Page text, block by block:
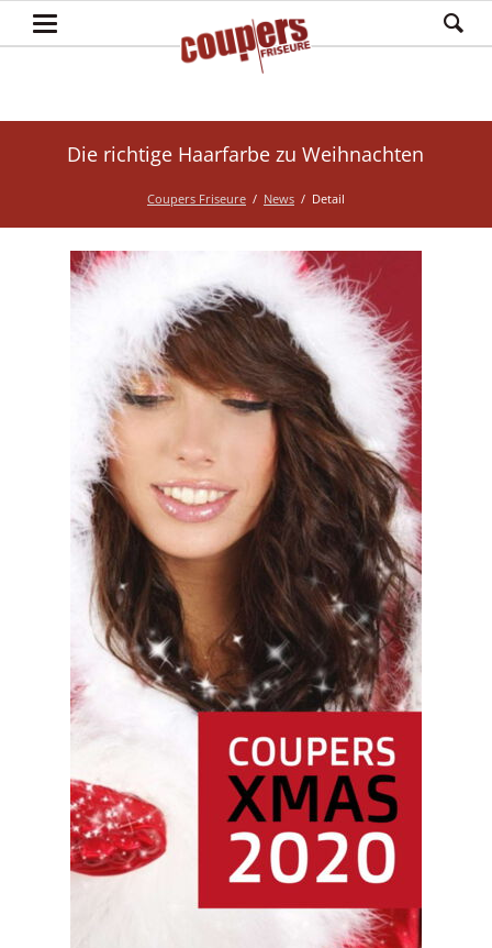
Die richtige Haarfarbe zu Weihnachten
Coupers Friseure News Detail